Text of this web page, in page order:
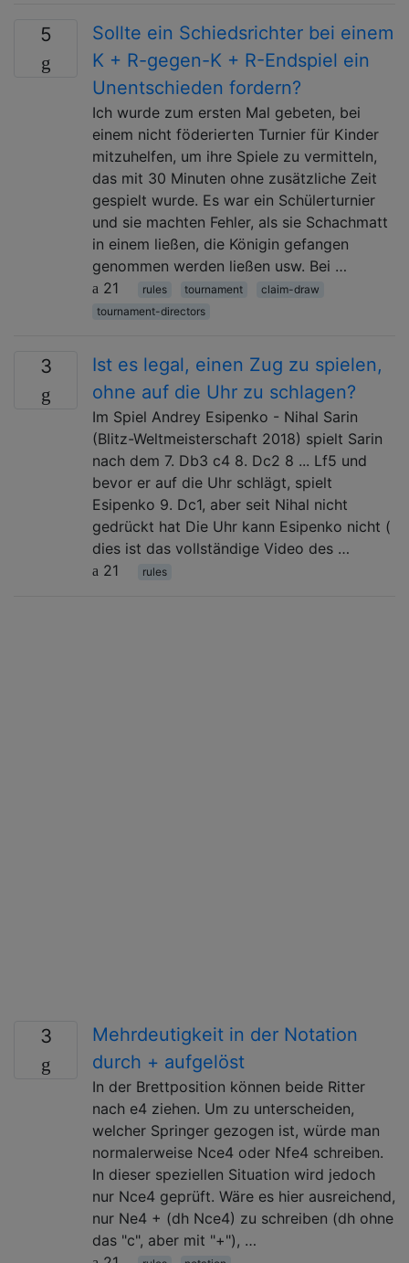
5
Sollte ein Schiedsrichter bei einem
K + R-gegen-K + R-Endspiel ein
Unentschieden fordern?
Ich wurde zum ersten Mal gebeten, bei
einem nicht föderierten Turnier für Kinder
mitzuhelfen, um ihre Spiele zu vermitteln,
das mit 30 Minuten ohne zusätzliche Zeit
gespielt wurde. Es war ein Schülerturnier
und sie machten Fehler, als sie Schachmatt
in einem ließen, die Königin gefangen
genommen werden ließen usw. Bei …
21
rules tournament
claim-draw
tournament-directors
3
Ist es legal, einen Zug zu spielen,
ohne auf die Uhr zu schlagen?
Im Spiel Andrey Esipenko - Nihal Sarin
(Blitz-Weltmeisterschaft 2018) spielt Sarin
nach dem 7. Db3 c4 8. Dc2 8 ... Lf5 und
bevor er auf die Uhr schlägt, spielt
Esipenko 9. Dc1, aber seit Nihal nicht
gedrückt hat Die Uhr kann Esipenko nicht (
dies ist das vollständige Video des …
21
rules
3
Mehrdeutigkeit in der Notation
durch + aufgelöst
In der Brettposition können beide Ritter
nach e4 ziehen. Um zu unterscheiden,
welcher Springer gezogen ist, würde man
normalerweise Nce4 oder Nfe4 schreiben.
In dieser speziellen Situation wird jedoch
nur Nce4 geprüft. Wäre es hier ausreichend,
nur Ne4 + (dh Nce4) zu schreiben (dh ohne
das "c", aber mit "+"), …